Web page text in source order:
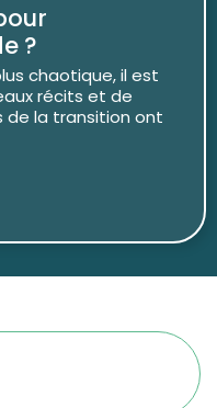
?
chaotique, il est
récits et de
de la transition ont